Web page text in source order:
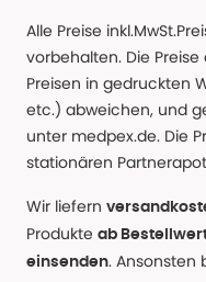
Alle Preise
vorbehalten. Die
Preisen in gedruckten
etc.) abweichen, und
unter medpex.de. Die
stationären
Wir liefern
Produkte ab
einsenden. Ansonsten